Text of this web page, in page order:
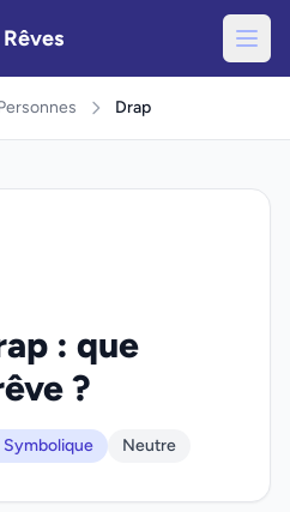
Drap
: que
?
Neutre